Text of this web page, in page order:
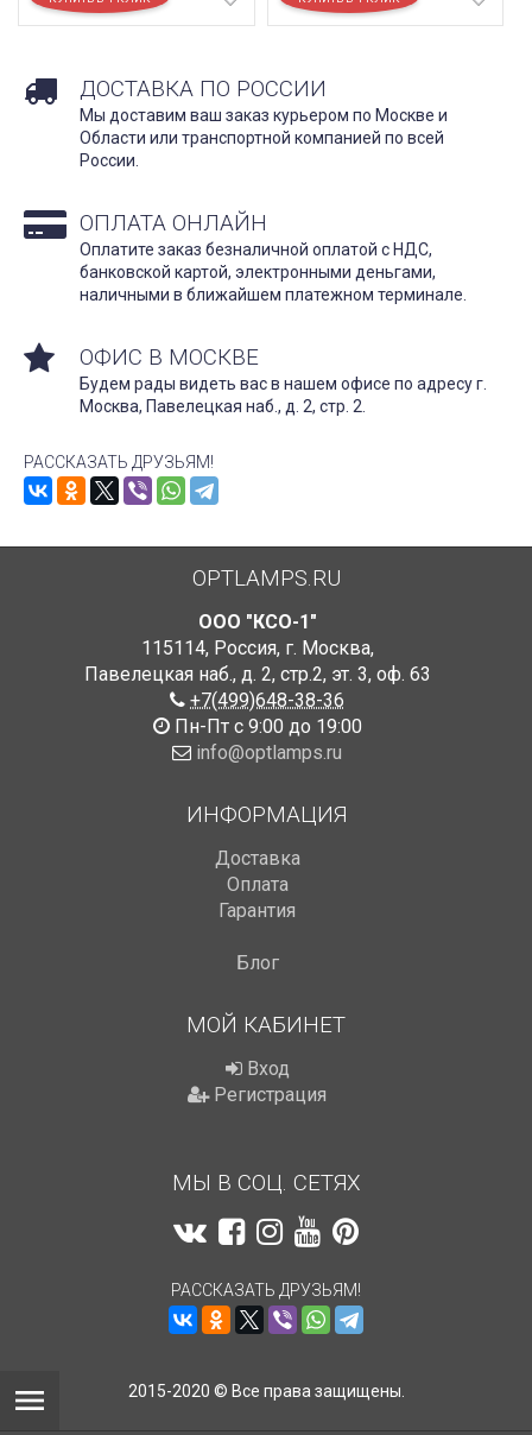
ДОСТАВКА ПО РОССИИ
Мы доставим ваш заказ курьером по Москве и
Области или транспортной компанией по всей
России.
ОПЛАТА ОНЛАЙН
Оплатите заказ безналичной оплатой с НДС,
банковской картой, электронными деньгами,
наличными в ближайшем платежном терминале.
ОФИС В МОСКВЕ
Будем рады видеть вас в нашем офисе по адресу г.
Москва, Павелецкая наб., д. 2, стр. 2.
РАССКАЗАТЬ ДРУЗЬЯМ!
OPTLAMPS.RU
ООО "КСО-1"
115114, Россия, г. Москва,
Павелецкая наб., д. 2, стр.2, эт. 3, оф. 63
+7(499)648-38-36
Пн-Пт с 9:00 до 19:00
info@optlamps.ru
ИНФОРМАЦИЯ
Доставка
Оплата
Гарантия
Блог
МОЙ КАБИНЕТ
Вход
Регистрация
МЫ В СОЦ. СЕТЯХ
РАССКАЗАТЬ ДРУЗЬЯМ!
2015-2020 © Все права защищены.